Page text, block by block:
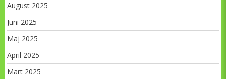
August 2025
Juni 2025
Maj 2025
April 2025
Mart 2025